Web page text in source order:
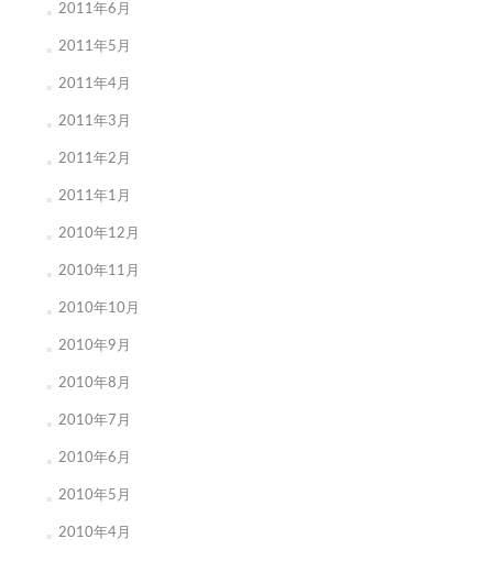
2011年6月
2011年5月
2011年4月
2011年3月
2011年2月
2011年1月
2010年12月
2010年11月
2010年10月
2010年9月
2010年8月
2010年7月
2010年6月
2010年5月
2010年4月